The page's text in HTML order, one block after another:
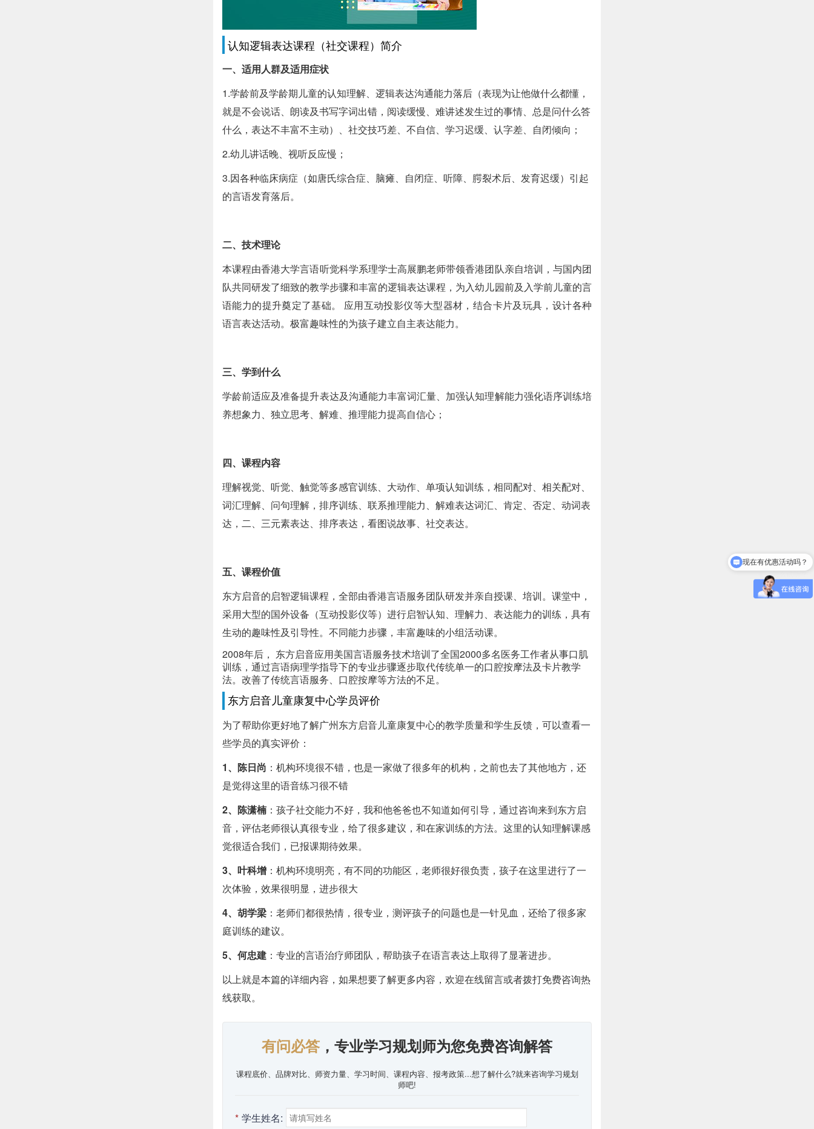
认知逻辑表达课程（社交课程）简介
一、适用人群及适用症状
1.学龄前及学龄期儿童的认知理解、逻辑表达沟通能力落后（表现为让他做什么都懂，
就是不会说话、朗读及书写字词出错，阅读缓慢、难讲述发生过的事情、总是问什么答
什么，表达不丰富不主动）、社交技巧差、不自信、学习迟缓、认字差、自闭倾向；
2.幼儿讲话晚、视听反应慢；
3.因各种临床病症（如唐氏综合症、脑瘫、自闭症、听障、腭裂术后、发育迟缓）引起
的言语发育落后。
二、技术理论
本课程由香港大学言语听觉科学系理学士高展鹏老师带领香港团队亲自培训，与国内团
队共同研发了细致的教学步骤和丰富的逻辑表达课程，为入幼儿园前及入学前儿童的言
语能力的提升奠定了基础。 应用互动投影仪等大型器材，结合卡片及玩具，设计各种
语言表达活动。极富趣味性的为孩子建立自主表达能力。
三、学到什么
学龄前适应及准备提升表达及沟通能力丰富词汇量、加强认知理解能力强化语序训练培
养想象力、独立思考、解难、推理能力提高自信心；
四、课程内容
理解视觉、听觉、触觉等多感官训练、大动作、单项认知训练，相同配对、相关配对、
词汇理解、问句理解，排序训练、联系推理能力、解难表达词汇、肯定、否定、动词表
达，二、三元素表达、排序表达，看图说故事、社交表达。
五、课程价值
东方启音的启智逻辑课程，全部由香港言语服务团队研发并亲自授课、培训。课堂中，
采用大型的国外设备（互动投影仪等）进行启智认知、理解力、表达能力的训练，具有
生动的趣味性及引导性。不同能力步骤，丰富趣味的小组活动课。
2008年后， 东方启音应用美国言语服务技术培训了全国2000多名医务工作者从事口肌
训练，通过言语病理学指导下的专业步骤逐步取代传统单一的口腔按摩法及卡片教学
法。改善了传统言语服务、口腔按摩等方法的不足。
东方启音儿童康复中心学员评价
为了帮助你更好地了解广州东方启音儿童康复中心的教学质量和学生反馈，可以查看一
些学员的真实评价：
1、陈日尚 ：机构环境很不错，也是一家做了很多年的机构，之前也去了其他地方，还
是觉得这里的语音练习很不错
2、陈潇楠 ：孩子社交能力不好，我和他爸爸也不知道如何引导，通过咨询来到东方启
音，评估老师很认真很专业，给了很多建议，和在家训练的方法。这里的认知理解课感
觉很适合我们，已报课期待效果。
3、叶科增 ：机构环境明亮，有不同的功能区，老师很好很负责，孩子在这里进行了一
次体验，效果很明显，进步很大
4、胡学梁 ：老师们都很热情，很专业，测评孩子的问题也是一针见血，还给了很多家
庭训练的建议。
5、何忠建 ：专业的言语治疗师团队，帮助孩子在语言表达上取得了显著进步。
以上就是本篇的详细内容，如果想要了解更多内容，欢迎在线留言或者拨打免费咨询热
线获取。
有问必答，专业学习规划师为您免费咨询解答
课程底价、品牌对比、师资力量、学习时间、课程内容、报考政策...想了解什么?就来咨询学习规划
师吧!
* 学生姓名:
怎么试听？